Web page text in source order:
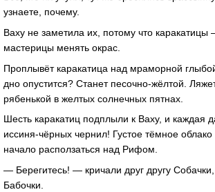
узнаете, почему.
Ваху не заметила их, потому что
мастерицы менять окрас.
Проплывёт каракатица над мраморной
дно опустится? Станет песочно-жёлтой.
рябенькой в желтых солнечных пятнах.
Шесть каракатиц подплыли к Ваху, и каждая
иссиня-чёрных чернил! Густое тёмное
начало расползаться над Рифом.
— Берегитесь! — кричали друг другу
Бабочки.